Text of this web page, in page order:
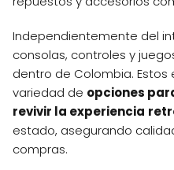
Independientemente del
consolas, controles y
dentro de Colombia.
variedad de opciones
revivir la experiencia
estado, asegurando
compras.